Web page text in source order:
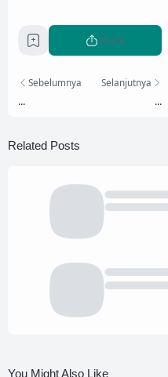
Share
Sebelumnya
...
Selanjutnya
...
Related Posts
You Might Also Like